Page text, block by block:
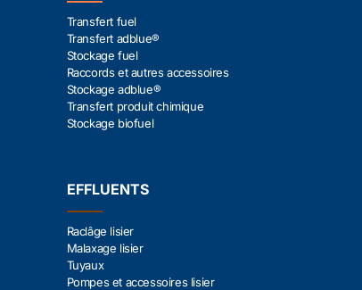
Transfert fuel
Transfert adblue®
Stockage fuel
Raccords et autres accessoires
Stockage adblue®
Transfert produit chimique
Stockage biofuel
EFFLUENTS
Raclâge lisier
Malaxage lisier
Tuyaux
Pompes et accessoires lisier